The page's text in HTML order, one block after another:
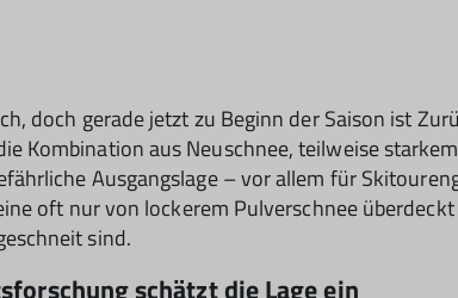
doch gerade jetzt zu Beginn der Saison ist
Kombination aus Neuschnee, teilweise
Ausgangslage – vor allem für
oft nur von lockerem Pulverschnee
sind.
schätzt die Lage ein